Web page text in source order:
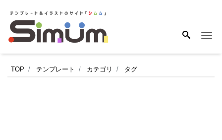
草
TOP テンプレート カテゴリ タグ